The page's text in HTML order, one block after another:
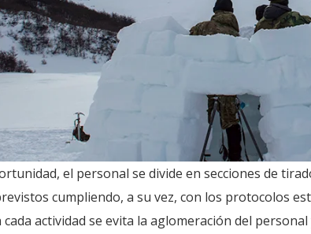
el personal se divide en secciones de
cumpliendo, a su vez, con los protocolos
cada actividad se evita la aglomeración del